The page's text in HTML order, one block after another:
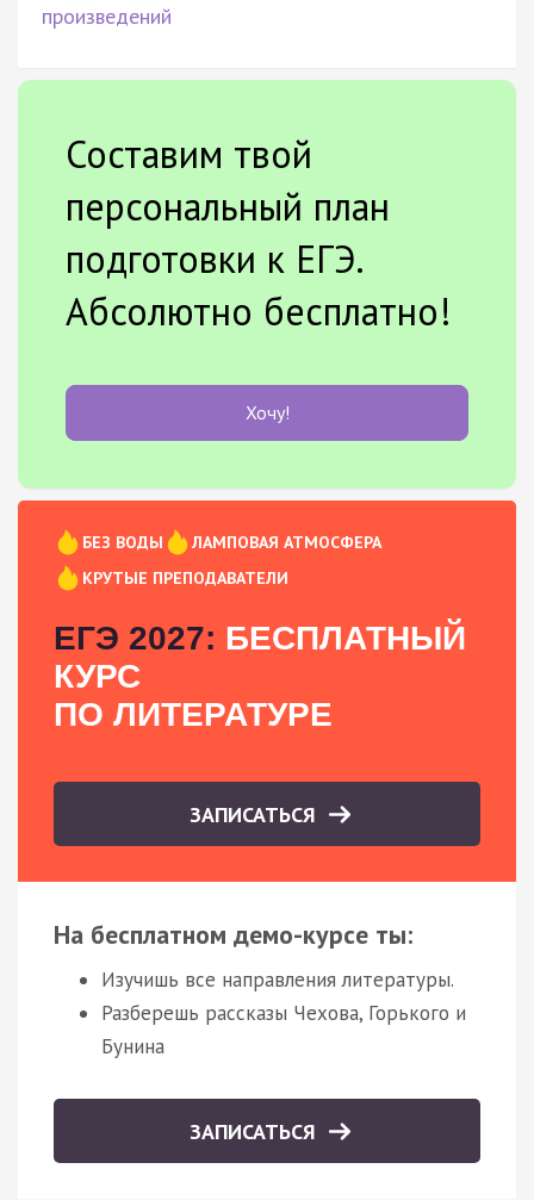
произведений
Составим твой
персональный план
подготовки к ЕГЭ.
Абсолютно бесплатно!
Хочу!
БЕЗ ВОДЫ
ЛАМПОВАЯ АТМОСФЕРА
КРУТЫЕ ПРЕПОДАВАТЕЛИ
ЕГЭ 2027: БЕСПЛАТНЫЙ
КУРС
ПО ЛИТЕРАТУРЕ
ЗАПИСАТЬСЯ
На бесплатном демо-курсе ты:
Изучишь все направления литературы.
Разберешь рассказы Чехова, Горького и
Бунина
ЗАПИСАТЬСЯ